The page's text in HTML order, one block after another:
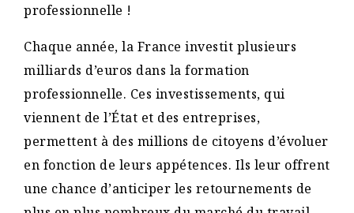
professionnelle !
Chaque année, la France investit plusieurs
milliards d’euros dans la formation
professionnelle. Ces investissements, qui
viennent de l’État et des entreprises,
permettent à des millions de citoyens d’évoluer
en fonction de leurs appétences. Ils leur offrent
une chance d’anticiper les retournements de